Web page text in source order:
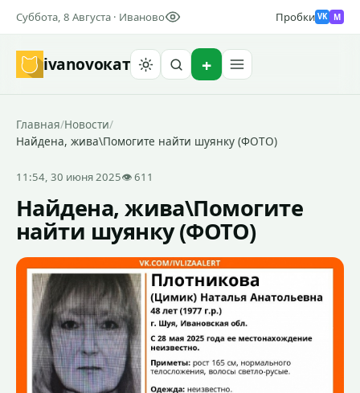
Суббота, 8 Августа · Иваново Пробки VK M
ivanovoкат
Главная/Новости/
Найдена, жива\Помогите найти шуянку (ФОТО)
11:54, 30 июня 2025👁 611
Найдена, жива\Помогите
найти шуянку (ФОТО)